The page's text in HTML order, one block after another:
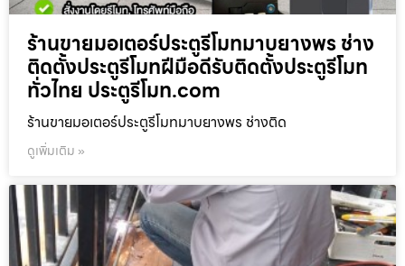
ร้านขายมอเตอร์ประตูรีโมทมาบยางพร ช่าง
ติดตั้งประตูรีโมทฝีมือดีรับติดตั้งประตูรีโมท
ทั่วไทย ประตูรีโมท.com
ร้านขายมอเตอร์ประตูรีโมทมาบยางพร ช่างติด
ดูเพิ่มเติม »